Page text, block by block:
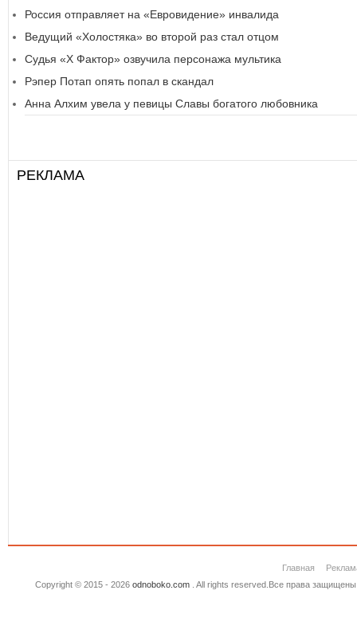
Россия отправляет на «Евровидение» инвалида
Ведущий «Холостяка» во второй раз стал отцом
Судья «Х Фактор» озвучила персонажа мультика
Рэпер Потап опять попал в скандал
Анна Алхим увела у певицы Славы богатого любовника
РЕКЛАМА
Главная
Copyright © 2015 - 2026 odnoboko.com. All rights reserved.Все права защищены.